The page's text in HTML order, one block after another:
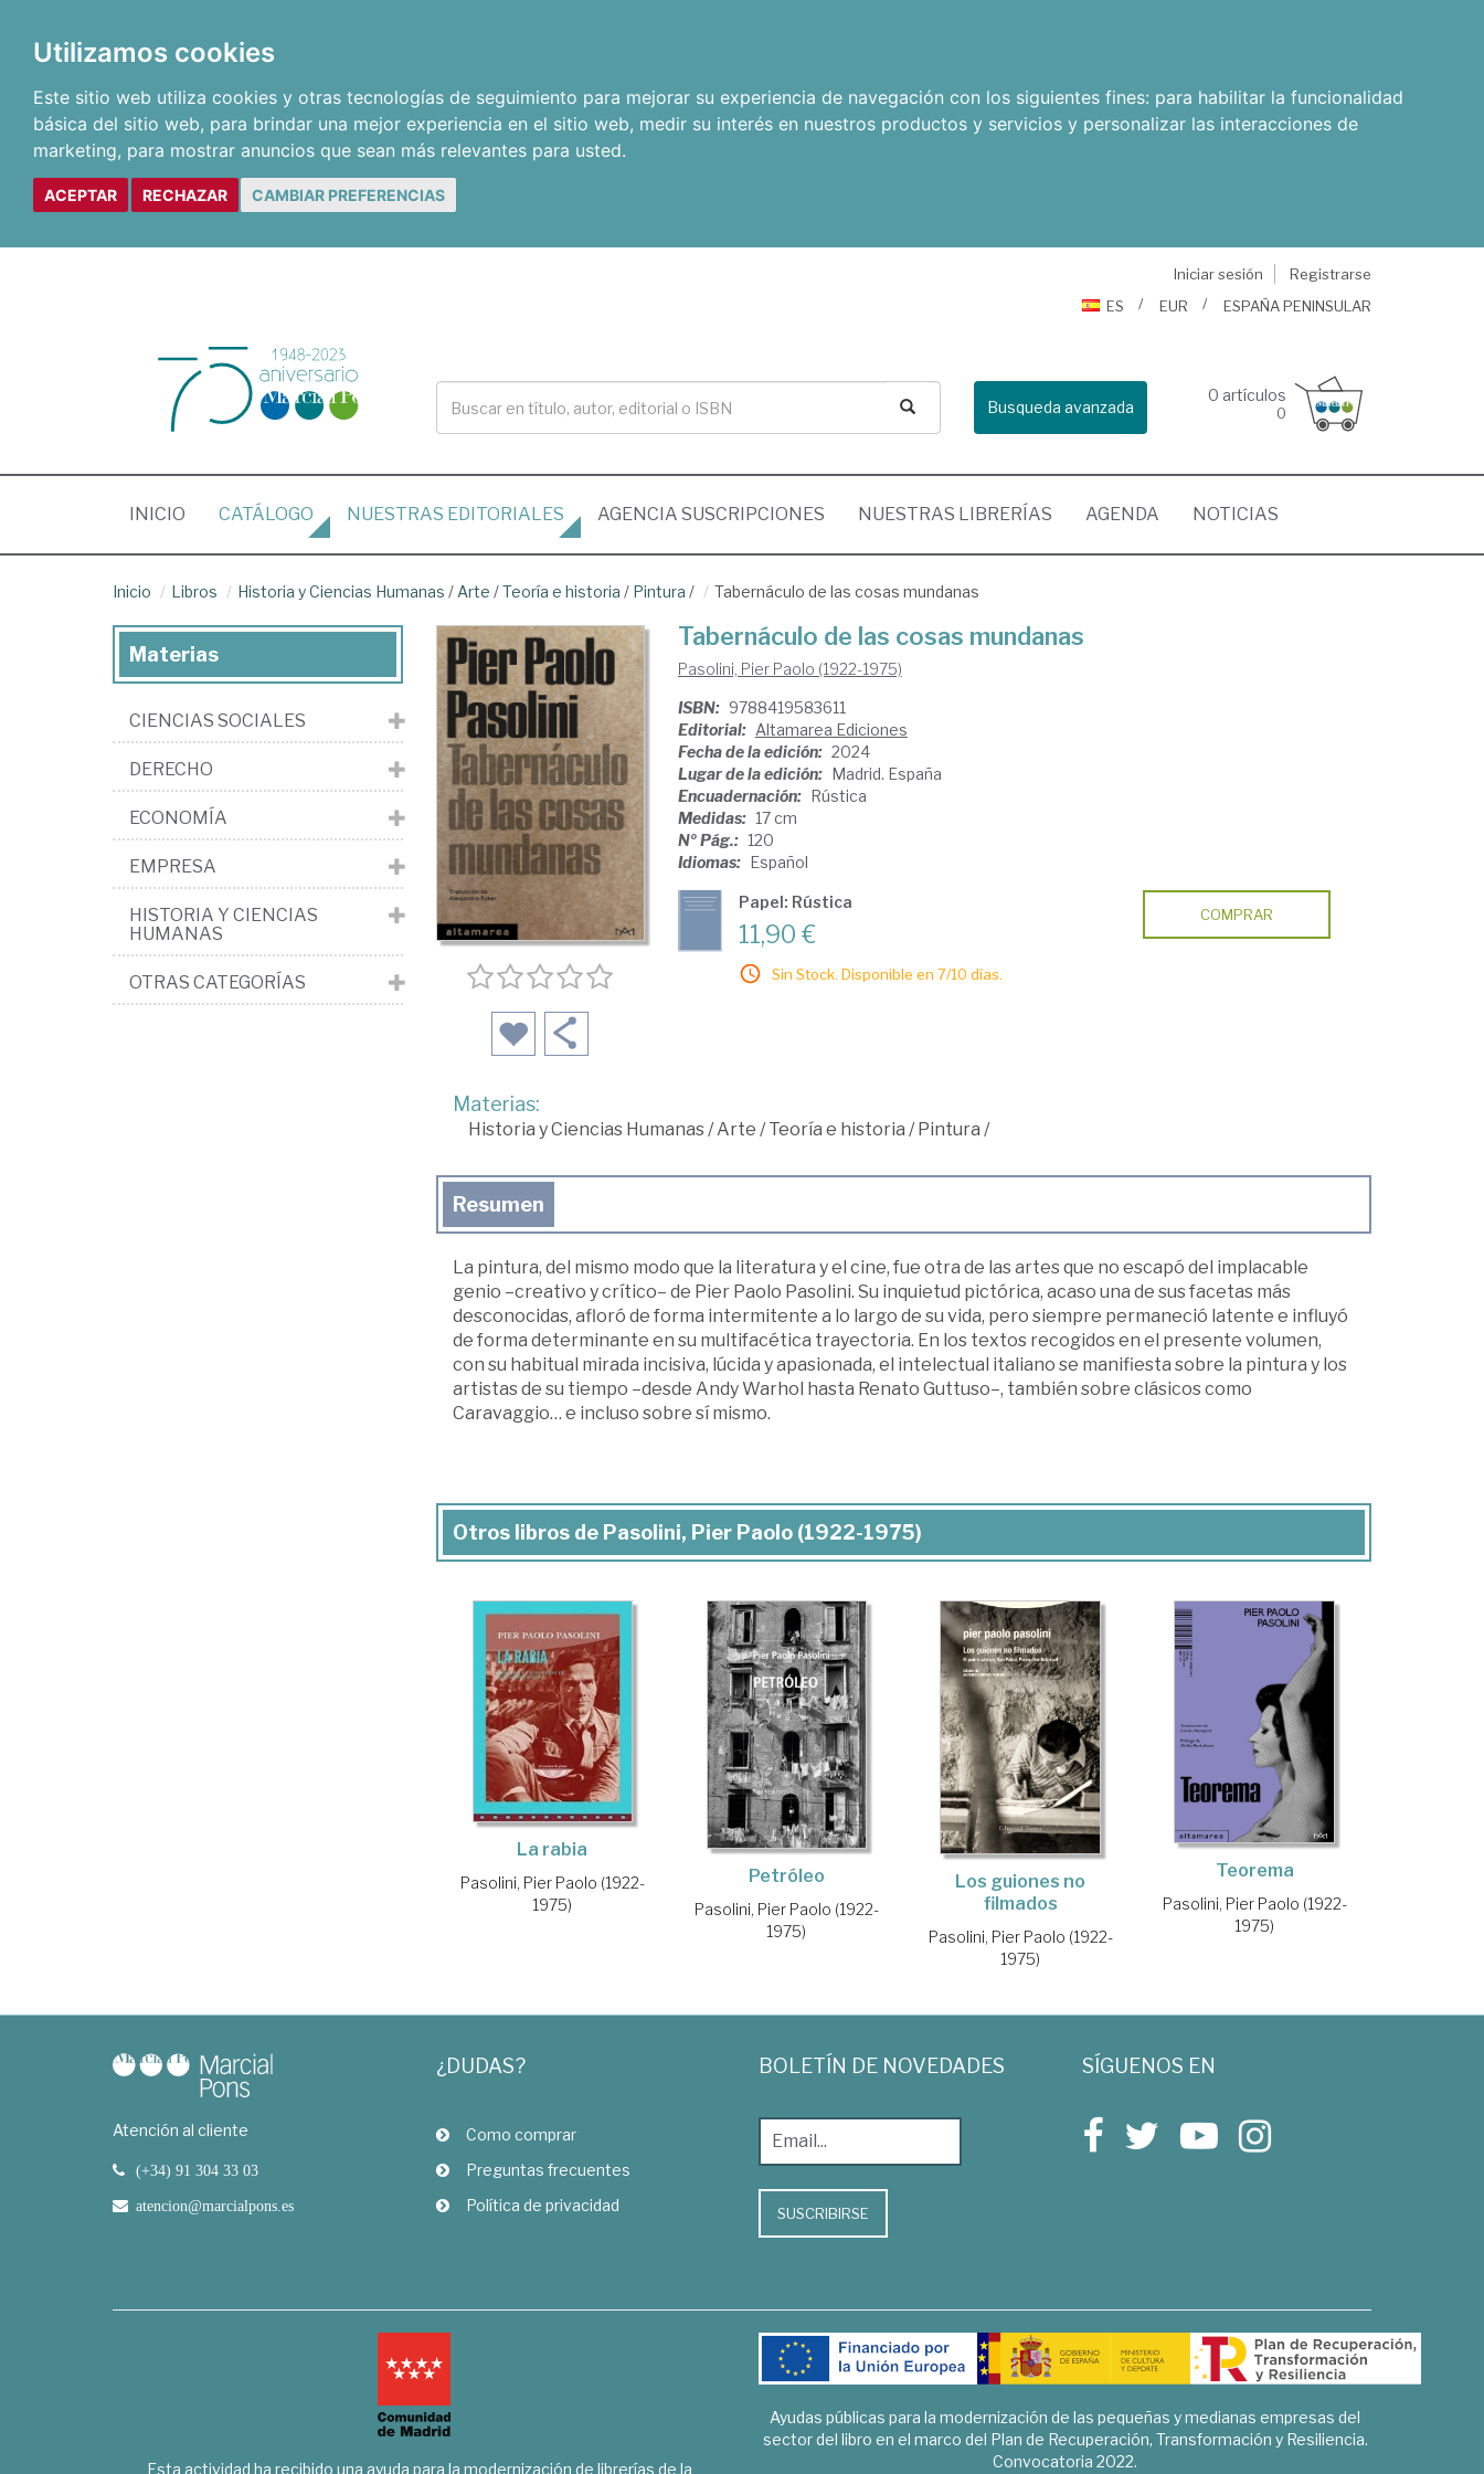
Utilizamos cookies
Este sitio web utiliza cookies y otras tecnologías de seguimiento para mejorar su experiencia de navegación con los siguientes fines: para habilitar la funcionalidad
básica del sitio web, para brindar una mejor experiencia en el sitio web, medir su interés en nuestros productos y servicios y personalizar las interacciones de
marketing, para mostrar anuncios que sean más relevantes para usted.
ACEPTAR RECHAZAR CAMBIAR PREFERENCIAS
Iniciar sesión
Registrarse
ES
EUR ESPAÑA PENINSULAR
Busqueda avanzada
0 artículos
0
INICIO (CURRENT)
CATÁLOGO NUESTRAS EDITORIALES AGENCIA SUSCRIPCIONES NUESTRAS LIBRERÍAS AGENDA NOTICIAS
Inicio Libros Historia y Ciencias Humanas / Arte /Teoría e historia / Pintura / Tabernáculo de las cosas mundanas
Tabernáculo de las cosas mundanas
Pasolini, Pier Paolo (1922-1975)
ISBN: 9788419583611
Editorial: Altamarea Ediciones
Fecha de la edición: 2024
Lugar de la edición: Madrid. España
Encuadernación: Rústica
Medidas: 17 cm
Nº Pág.: 120
Idiomas: Español
Papel: Rústica
11,90 €
Sin Stock. Disponible en 7/10 días.
COMPRAR
Materias:
Historia y Ciencias Humanas/Arte /Teoría e historia / Pintura /
Resumen
La pintura, del mismo modo que la literatura y el cine, fue otra de las artes que no escapó del implacable
genio –creativo y crítico– de Pier Paolo Pasolini. Su inquietud pictórica, acaso una de sus facetas más
desconocidas, afloró de forma intermitente a lo largo de su vida, pero siempre permaneció latente e influyó
de forma determinante en su multifacética trayectoria. En los textos recogidos en el presente volumen,
con su habitual mirada incisiva, lúcida y apasionada, el intelectual italiano se manifiesta sobre la pintura y los
artistas de su tiempo –desde Andy Warhol hasta Renato Guttuso–, también sobre clásicos como
Caravaggio… e incluso sobre sí mismo.
Otros libros de Pasolini, Pier Paolo (1922-1975)
La rabia
Pasolini, Pier Paolo (1922-
1975)
Petróleo
Pasolini, Pier Paolo (1922-
1975)
Los guiones no
filmados
Pasolini, Pier Paolo (1922-
1975)
Teorema
Pasolini, Pier Paolo (1922-
1975)
Materias
CIENCIAS SOCIALES
DERECHO
ECONOMÍA
EMPRESA
HISTORIA Y CIENCIAS
HUMANAS
OTRAS CATEGORÍAS
Atención al cliente
(+34) 91 304 33 03
atencion@marcialpons.es
¿DUDAS?
Como comprar
Preguntas frecuentes
Política de privacidad
BOLETÍN DE NOVEDADES
SUSCRIBIRSE
SÍGUENOS EN
Esta actividad ha recibido una ayuda para la modernización de librerías de la
Ayudas públicas para la modernización de las pequeñas y medianas empresas del
sector del libro en el marco del Plan de Recuperación, Transformación y Resiliencia.
Convocatoria 2022.